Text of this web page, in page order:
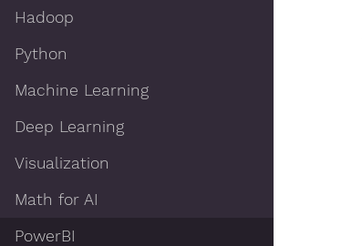
Hadoop
Python
Machine Learning
Deep Learning
Visualization
Math for AI
PowerBI